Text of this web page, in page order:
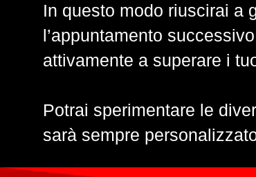
In questo modo riuscirai a
l’appuntamento
attivamente a superare i
Potrai sperimentare le
sarà sempre